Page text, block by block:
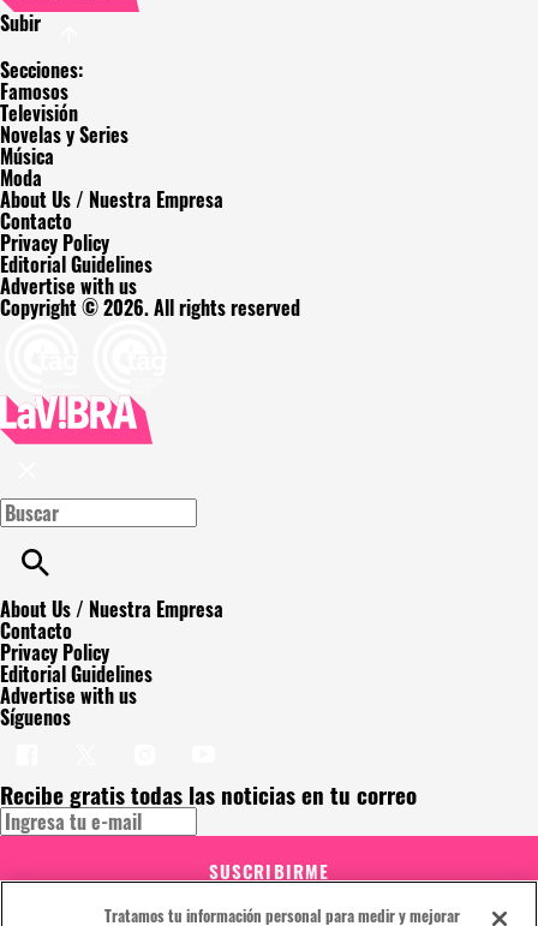
Subir
Secciones:
Famosos
Televisión
Novelas y Series
Música
Moda
About Us / Nuestra Empresa
Contacto
Privacy Policy
Editorial Guidelines
Advertise with us
Copyright © 2026. All rights reserved
About Us / Nuestra Empresa
Contacto
Privacy Policy
Editorial Guidelines
Advertise with us
Síguenos
Recibe gratis todas las noticias en tu correo
SUSCRIBIRME
Este sitio está protegido por reCAPTCHA y GooglePolítica de
Tratamos tu información personal para medir y mejorar